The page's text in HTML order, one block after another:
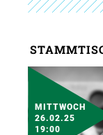
MITTWOCH
26.02.25
19:00